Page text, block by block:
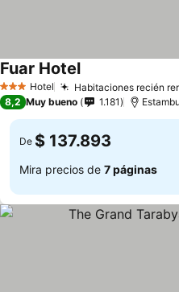
3 Estrellas
Hotel Habitaciones recién
Fuar Hotel
8,2 Muy bueno 1.181
De $ 137.893
Mira precios de 7 páginas